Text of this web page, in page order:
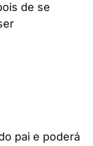
de se
pai e poderá